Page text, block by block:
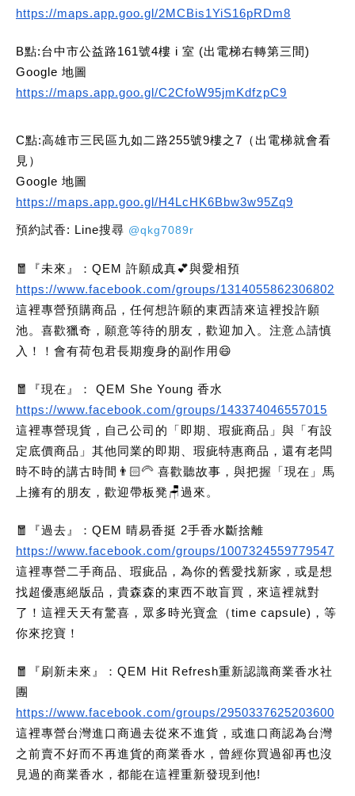
https://maps.app.goo.gl/2MCBis1YiS16pRDm8
B點:台中市公益路161號4樓 i 室 (出電梯右轉第三間)
Google 地圖
https://maps.app.goo.gl/C2CfoW95jmKdfzpC9
C點:高雄市三民區九如二路255號9樓之7（出電梯就會看
見）
Google 地圖
https://maps.app.goo.gl/H4LcHK6Bbw3w95Zq9
預約試香: Line搜尋 @qkg7089r
🧧『未來』：QEM 許願成真💕與愛相預
https://www.facebook.com/groups/1314055862306802
這裡專營預購商品，任何想許願的東西請來這裡投許願
池。喜歡獵奇，願意等待的朋友，歡迎加入。注意⚠️請慎
入！！會有荷包君長期瘦身的副作用😄
🧧『現在』： QEM She Young 香水
https://www.facebook.com/groups/143374046557015
這裡專營現貨，自己公司的「即期、瑕疵商品」與「有設
定底價商品」其他同業的即期、瑕疵特惠商品，還有老闆
時不時的講古時間👨🏻‍🦳 喜歡聽故事，與把握「現在」馬
上擁有的朋友，歡迎帶板凳🪑過來。
🧧『過去』：QEM 晴易香挺 2手香水斷捨離
https://www.facebook.com/groups/1007324559779547
這裡專營二手商品、瑕疵品，為你的舊愛找新家，或是想
找超優惠絕版品，貴森森的東西不敢盲買，來這裡就對
了！這裡天天有驚喜，眾多時光寶盒（time capsule)，等
你來挖寶！
🧧『刷新未來』：QEM Hit Refresh重新認識商業香水社
團
https://www.facebook.com/groups/2950337625203600
這裡專營台灣進口商過去從來不進貨，或進口商認為台灣
之前賣不好而不再進貨的商業香水，曾經你買過卻再也沒
見過的商業香水，都能在這裡重新發現到他!